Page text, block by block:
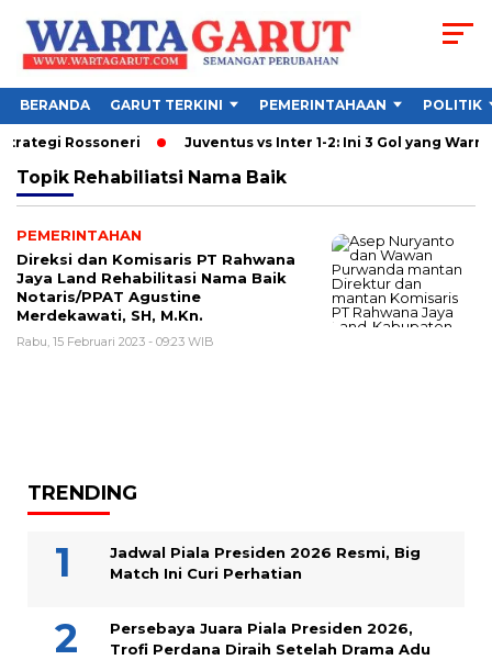
BERANDA GARUT TERKINI PEMERINTAHAAN POLITIK
Rossoneri Juventus vs Inter 1-2: Ini 3 Gol yang
Topik Rehabiliatsi Nama Baik
PEMERINTAHAN
Direksi dan Komisaris PT Rahwana
Jaya Land Rehabilitasi Nama Baik
Notaris/PPAT Agustine
Merdekawati, SH, M.Kn.
Rabu, 15 Februari 2023 - 09:23 WIB
TRENDING
Jadwal Piala Presiden 2026 Resmi, Big
Match Ini Curi Perhatian
Persebaya Juara Piala Presiden 2026,
Trofi Perdana Diraih Setelah Drama Adu